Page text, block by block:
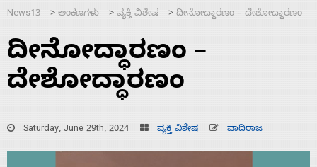
News13 > ಅಂಕಣಗಳು > ವ್ಯಕ್ತಿ ವಿಶೇಷ > ದೀನೋದ್ಧಾರಣಂ – ದೇಶೋದ್ಧಾರಣಂ
ದೀನೋದ್ಧಾರಣಂ –
ದೇಶೋದ್ಧಾರಣಂ
Saturday, June 29th, 2024 ವ್ಯಕ್ತಿ ವಿಶೇಷ ವಾದಿರಾಜ